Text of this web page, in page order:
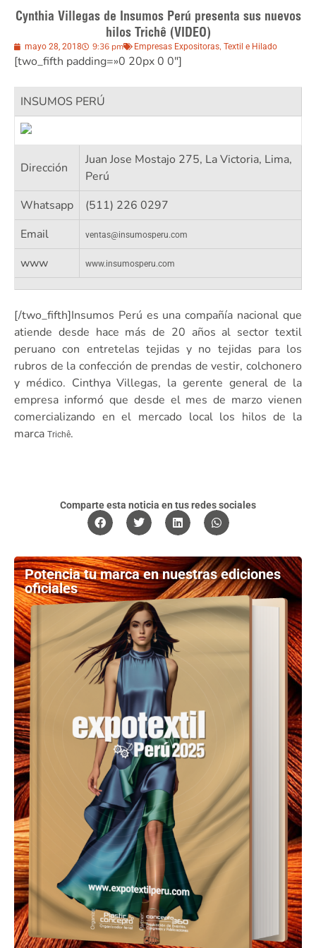
Cynthia Villegas de Insumos Perú presenta sus nuevos
hilos Trichê (VIDEO)
mayo 28, 2018 9:36 pm Empresas Expositoras, Textil e Hilado
[two_fifth padding=»0 20px 0 0″]
INSUMOS PERÚ
Dirección
Juan Jose Mostajo 275, La Victoria, Lima,
Perú
Whatsapp
(511) 226 0297
Email
ventas@insumosperu.com
www www.insumosperu.com
[/two_fifth]Insumos Perú es una compañía nacional que
atiende desde hace más de 20 años al sector textil
peruano con entretelas tejidas y no tejidas para los
rubros de la confección de prendas de vestir, colchonero
y médico. Cinthya Villegas, la gerente general de la
empresa informó que desde el mes de marzo vienen
comercializando en el mercado local los hilos de la
marca Trichê.
Comparte esta noticia en tus redes sociales
Potencia tu marca en nuestras ediciones
oficiales